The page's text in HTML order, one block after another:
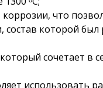
что
состав которой
сочетает в